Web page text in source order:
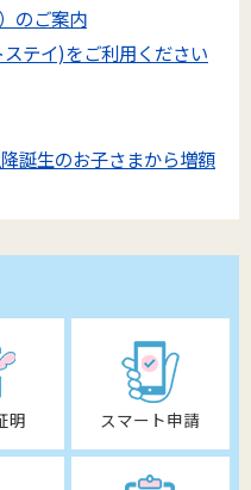
のご案内
テイ)をご利用ください
誕生のお子さまから増額
明 スマート申請